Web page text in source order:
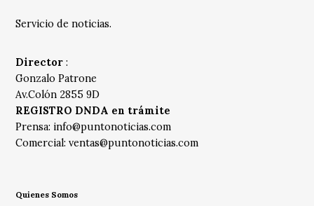
Servicio de noticias.
Director :
Gonzalo Patrone
Av.Colón 2855 9D
REGISTRO DNDA en trámite
Prensa: info@puntonoticias.com
Comercial:ventas@puntonoticias.com
Quienes Somos